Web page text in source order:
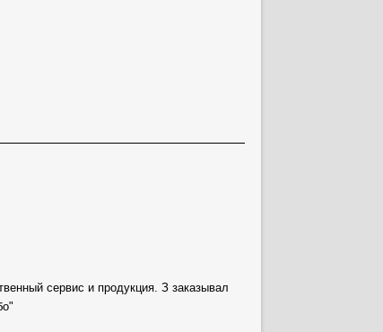
сервис и продукция. З заказывал